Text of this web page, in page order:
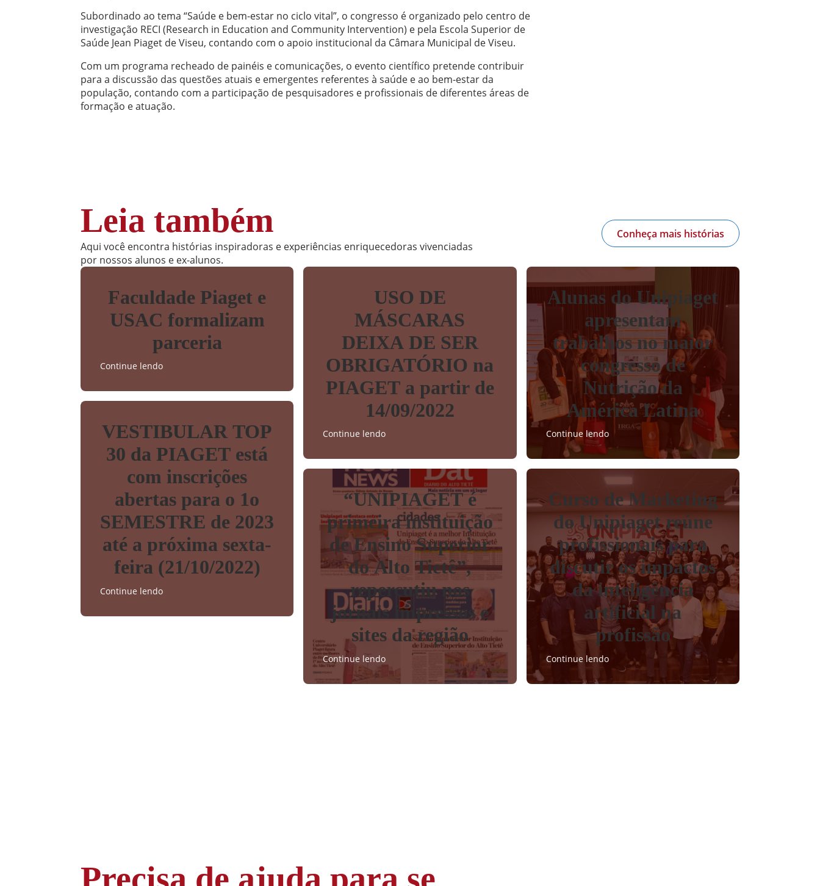
Subordinado ao tema “Saúde e bem-estar no ciclo vital”, o congresso é organizado pelo centro de
investigação RECI (Research in Education and Community Intervention) e pela Escola Superior de
Saúde Jean Piaget de Viseu, contando com o apoio institucional da Câmara Municipal de Viseu.
Com um programa recheado de painéis e comunicações, o evento científico pretende contribuir
para a discussão das questões atuais e emergentes referentes à saúde e ao bem-estar da
população, contando com a participação de pesquisadores e profissionais de diferentes áreas de
formação e atuação.
Leia também
Aqui você encontra histórias inspiradoras e experiências enriquecedoras vivenciadas
por nossos alunos e ex-alunos.
Conheça mais histórias
Faculdade Piaget e
USAC formalizam
parceria
Continue lendo
VESTIBULAR TOP
30 da PIAGET está
com inscrições
abertas para o 1o
SEMESTRE de 2023
até a próxima sexta-
feira (21/10/2022)
Continue lendo
USO DE
MÁSCARAS
DEIXA DE SER
OBRIGATÓRIO na
PIAGET a partir de
14/09/2022
Continue lendo
“UNIPIAGET é
primeira instituição
de Ensino Superior
do Alto Tietê”,
repercutiu nos
jornais impressos e
sites da região
Continue lendo
Alunas do Unipiaget
apresentam
trabalhos no maior
congresso de
Nutrição da
América Latina
Continue lendo
Curso de Marketing
do Unipiaget reúne
profissionais para
discutir os impactos
da inteligência
artificial na
profissão
Continue lendo
Precisa de ajuda para se